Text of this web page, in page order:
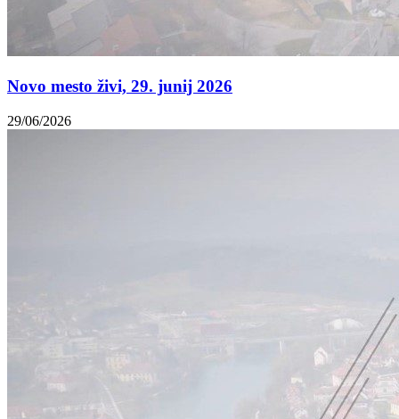
Novo mesto živi, 29. junij 2026
29/06/2026